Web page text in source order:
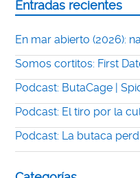
Entradas recientes
En mar abierto (2026):
Somos cortitos: First
Podcast: ButaCage |
Podcast: El tiro por la
Podcast: La butaca